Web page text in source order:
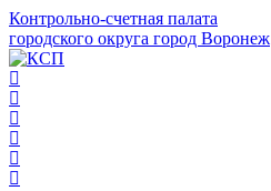
Контрольно-счетная палата
городского округа город Воронеж